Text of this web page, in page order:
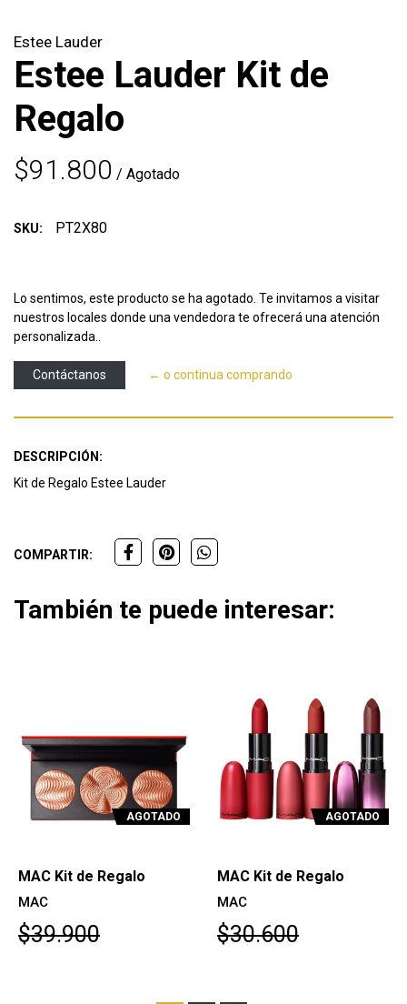
Estee Lauder
Estee Lauder Kit de
Regalo
$91.800 / Agotado
SKU: PT2X80
Lo sentimos, este producto se ha agotado. Te invitamos a visitar
nuestros locales donde una vendedora te ofrecerá una atención
personalizada..
Contáctanos ← o continua comprando
DESCRIPCIÓN:
Kit de Regalo Estee Lauder
COMPARTIR:
También te puede interesar:
AGOTADO
MAC Kit de Regalo
MAC
$39.900
AGOTADO
MAC Kit de Regalo
MAC
$30.600